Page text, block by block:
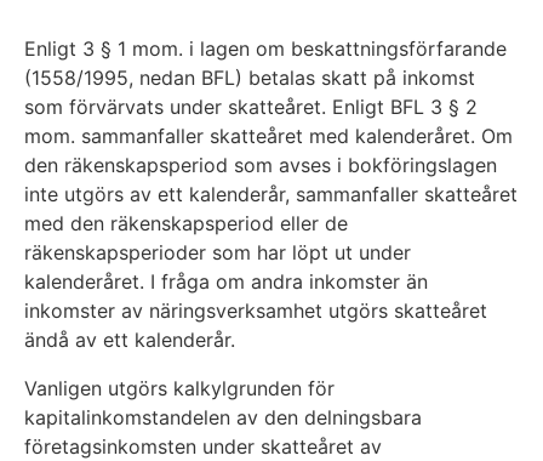
Enligt 3 § 1 mom. i lagen om beskattningsförfarande
(1558/1995, nedan BFL) betalas skatt på inkomst
som förvärvats under skatteåret. Enligt BFL 3 § 2
mom. sammanfaller skatteåret med kalenderåret. Om
den räkenskapsperiod som avses i bokföringslagen
inte utgörs av ett kalenderår, sammanfaller skatteåret
med den räkenskapsperiod eller de
räkenskapsperioder som har löpt ut under
kalenderåret. I fråga om andra inkomster än
inkomster av näringsverksamhet utgörs skatteåret
ändå av ett kalenderår.
Vanligen utgörs kalkylgrunden för
kapitalinkomstandelen av den delningsbara
företagsinkomsten under skatteåret av